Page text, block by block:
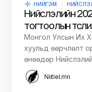
НИЙГЭМ
Нийслэлийн 2022
тогтоолын
Монгол Улсын Их
хуульд өөрчлөлт
өнөөдөр
Niitlel.mn